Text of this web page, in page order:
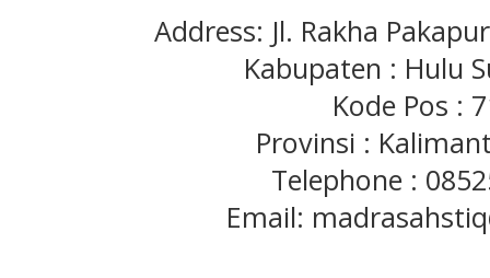
Address: Jl. Rakha
Kabupaten : Hulu
Kode Pos :
Provinsi :
Telephone :
Email: